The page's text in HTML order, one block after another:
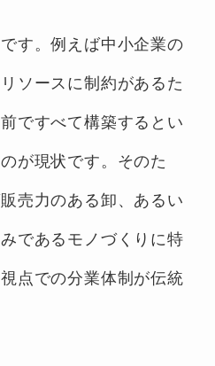
す。例えば中小企業の
ソースに制約があるた
ですべて構築するとい
が現状です。そのた
売力のある卸、あるい
であるモノづくりに特
点での分業体制が伝統